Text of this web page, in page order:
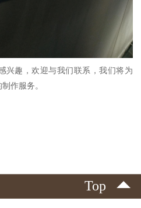
兴趣，欢迎与我们联系，我们将为
作服务。
Top